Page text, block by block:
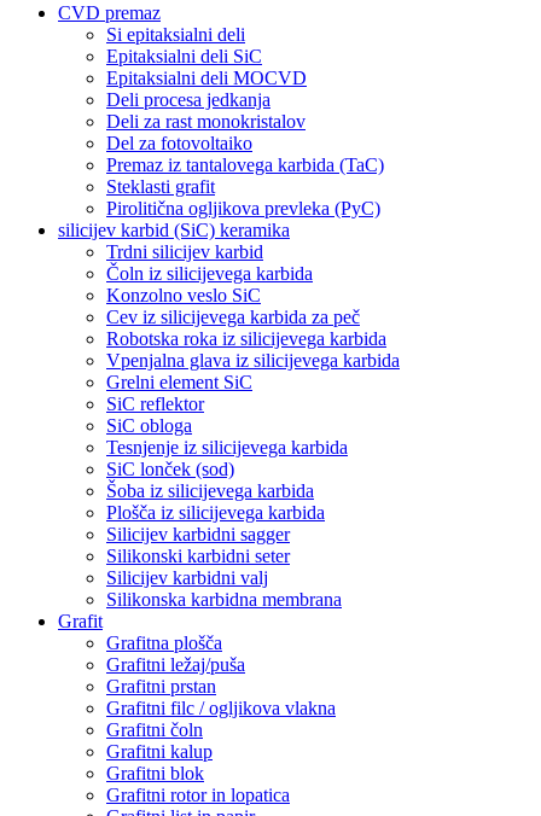
CVD premaz
Si epitaksialni deli
Epitaksialni deli SiC
Epitaksialni deli MOCVD
Deli procesa jedkanja
Deli za rast monokristalov
Del za fotovoltaiko
Premaz iz tantalovega karbida (TaC)
Steklasti grafit
Pirolitična ogljikova prevleka (PyC)
silicijev karbid (SiC) keramika
Trdni silicijev karbid
Čoln iz silicijevega karbida
Konzolno veslo SiC
Cev iz silicijevega karbida za peč
Robotska roka iz silicijevega karbida
Vpenjalna glava iz silicijevega karbida
Grelni element SiC
SiC reflektor
SiC obloga
Tesnjenje iz silicijevega karbida
SiC lonček (sod)
Šoba iz silicijevega karbida
Plošča iz silicijevega karbida
Silicijev karbidni sagger
Silikonski karbidni seter
Silicijev karbidni valj
Silikonska karbidna membrana
Grafit
Grafitna plošča
Grafitni ležaj/puša
Grafitni prstan
Grafitni filc / ogljikova vlakna
Grafitni čoln
Grafitni kalup
Grafitni blok
Grafitni rotor in lopatica